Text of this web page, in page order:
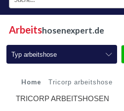
Arbeitshosenexpert.de
Typ arbeitshose
Arbeitshosen
Arbeitshosen mit Kniepolster
Home Tricorp arbeitshose
TRICORP ARBEITSHOSEN